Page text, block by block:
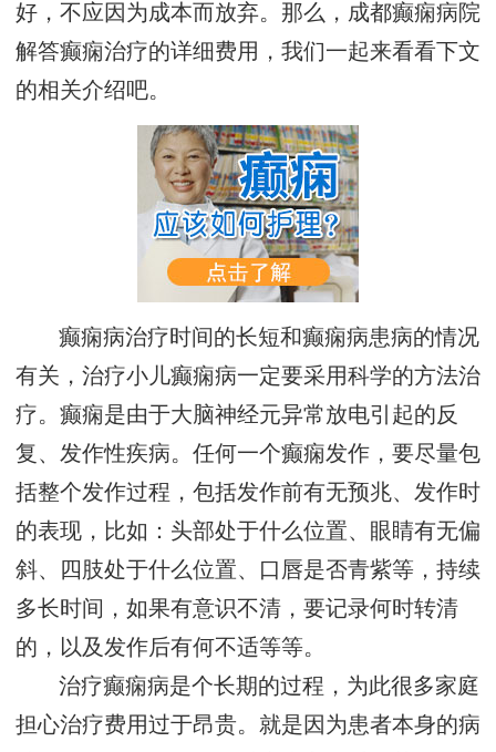
好，不应因为成本而放弃。那么，成都癫痫病院
解答癫痫治疗的详细费用，我们一起来看看下文
的相关介绍吧。
癫痫病治疗时间的长短和癫痫病患病的情况
有关，治疗小儿癫痫病一定要采用科学的方法治
疗。癫痫是由于大脑神经元异常放电引起的反
复、发作性疾病。任何一个癫痫发作，要尽量包
括整个发作过程，包括发作前有无预兆、发作时
的表现，比如：头部处于什么位置、眼睛有无偏
斜、四肢处于什么位置、口唇是否青紫等，持续
多长时间，如果有意识不清，要记录何时转清
的，以及发作后有何不适等等。
治疗癫痫病是个长期的过程，为此很多家庭
担心治疗费用过于昂贵。就是因为患者本身的病